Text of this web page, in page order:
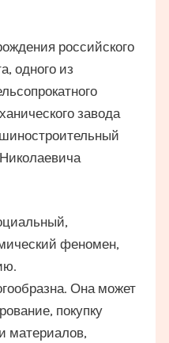
российского
одного из
завода
феномен,
Она может
покупку
материалов,